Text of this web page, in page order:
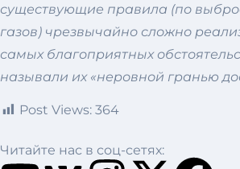
существующие правила (по
газов) чрезвычайно сложно
самых благоприятных
называли их «неровной гранью
Post Views: 364
Читайте нас в соц-сетях: